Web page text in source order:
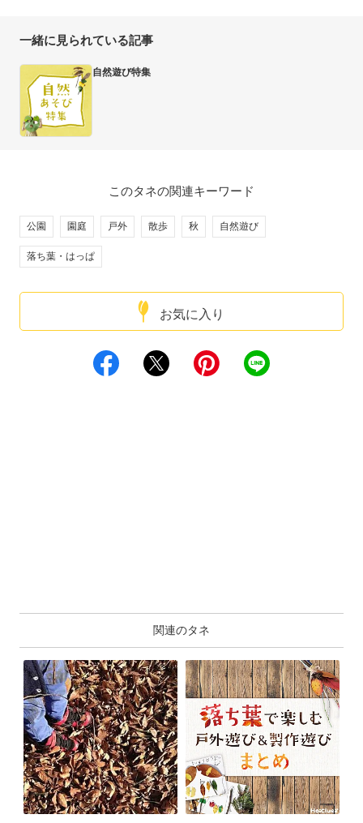
一緒に見られている記事
自然遊び特集
お気に入り
このタネの関連キーワード
公園 園庭 戸外 散歩 秋 自然遊び
落ち葉・はっぱ
関連のタネ